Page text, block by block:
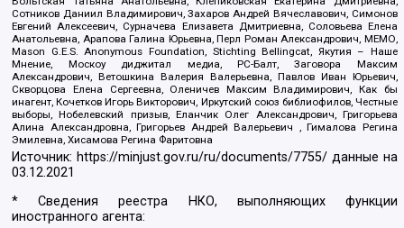
Сотников Даниил Владимирович, Захаров Андрей Вячеславович, Симонов
Евгений Алексеевич, Сурначева Елизавета Дмитриевна, Соловьева Елена
Анатольевна, Арапова Галина Юрьевна, Перл Роман Александрович, МЕМО,
Mason G.E.S. Anonymous Foundation, Stichting Bellingcat, Якутия – Наше
Мнение, Москоу диджитал медиа, РС-Балт, Заговора Максим
Александрович, Ветошкина Валерия Валерьевна, Павлов Иван Юрьевич,
Скворцова Елена Сергеевна, Оленичев Максим Владимирович, Как бы
инагент, Кочетков Игорь Викторович, Иркутский союз библиофилов, Честные
выборы, Нобелевский призыв, Еланчик Олег Александрович, Григорьева
Алина Александровна, Григорьев Андрей Валерьевич , Гималова Регина
Эмилевна, Хисамова Регина Фаритовна
Источник: https://minjust.gov.ru/ru/documents/7755/ данные на
03.12.2021
* Сведения реестра НКО, выполняющих функции
иностранного агента: